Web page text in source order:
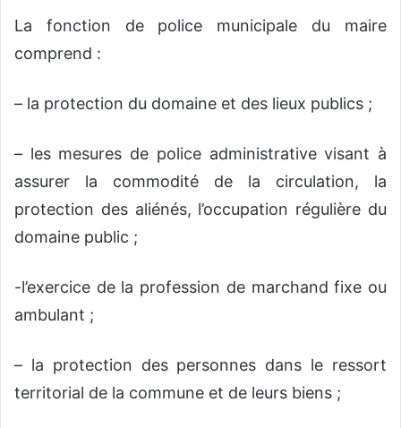
La fonction de police municipale du maire
comprend :
– la protection du domaine et des lieux publics ;
– les mesures de police administrative visant à
assurer la commodité de la circulation, la
protection des aliénés, l’occupation régulière du
domaine public ;
-l’exercice de la profession de marchand fixe ou
ambulant ;
– la protection des personnes dans le ressort
territorial de la commune et de leurs biens ;